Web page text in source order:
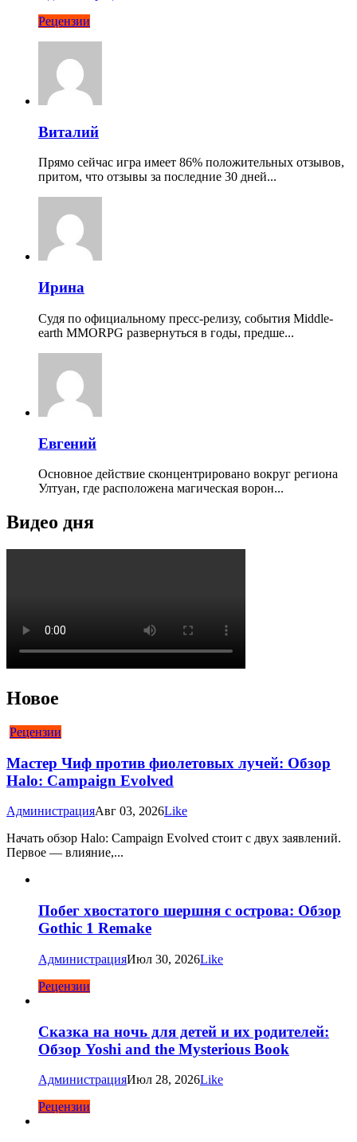
Рецензии
Виталий
Прямо сейчас игра имеет 86% положительных отзывов,
притом, что отзывы за последние 30 дней...
Ирина
Судя по официальному пресс-релизу, события Middle-
earth MMORPG развернуться в годы, предше...
Евгений
Основное действие сконцентрировано вокруг региона
Ултуан, где расположена магическая ворон...
Видео дня
Новое
Рецензии
Мастер Чиф против фиолетовых лучей: Обзор
Halo: Campaign Evolved
АдминистрацияАвг 03, 2026Like
Начать обзор Halo: Campaign Evolved стоит с двух заявлений.
Первое — влияние,...
Побег хвостатого шершня с острова: Обзор
Gothic 1 Remake
АдминистрацияИюл 30, 2026Like
Рецензии
Сказка на ночь для детей и их родителей:
Обзор Yoshi and the Mysterious Book
АдминистрацияИюл 28, 2026Like
Рецензии